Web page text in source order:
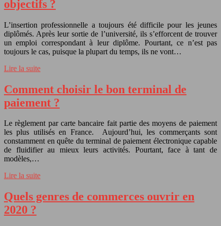
objectifs ?
L’insertion professionnelle a toujours été difficile pour les jeunes
diplômés. Après leur sortie de l’université, ils s’efforcent de trouver
un emploi correspondant à leur diplôme. Pourtant, ce n’est pas
toujours le cas, puisque la plupart du temps, ils ne vont…
Lire la suite
Comment choisir le bon terminal de
paiement ?
Le règlement par carte bancaire fait partie des moyens de paiement
les plus utilisés en France. Aujourd’hui, les commerçants sont
constamment en quête du terminal de paiement électronique capable
de fluidifier au mieux leurs activités. Pourtant, face à tant de
modèles,…
Lire la suite
Quels genres de commerces ouvrir en
2020 ?